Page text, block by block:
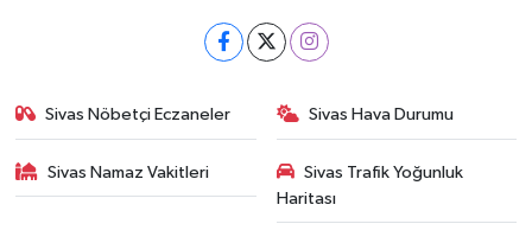
Sivas Nöbetçi Eczaneler Sivas Hava Durumu
Sivas Namaz Vakitleri
Sivas Trafik Yoğunluk
Haritası